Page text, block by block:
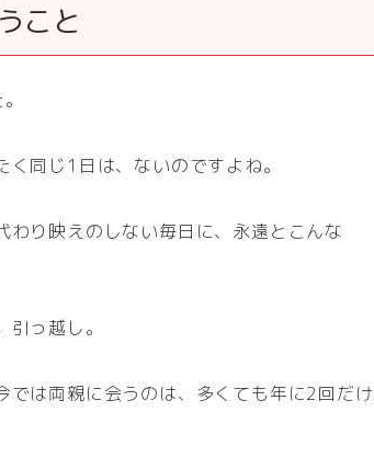
こと
同じ1日は、ないのですよね。
り映えのしない毎日に、永遠とこんな
っ越し。
は両親に会うのは、多くても年に2回だけ